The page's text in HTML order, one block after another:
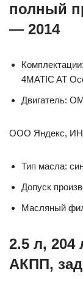
полный
— 2014
4MATIC AT
Двигатель:
ООО Яндекс,
Тип масла:
Допуск
Масляный
2.5 л,
АКПП,